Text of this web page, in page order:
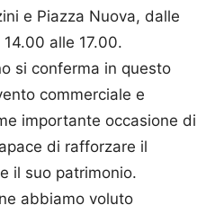
e Piazza Nuova, dalle
alle 17.00.
si conferma in questo
commerciale e
importante occasione di
di rafforzare il
il suo patrimonio.
abbiamo voluto